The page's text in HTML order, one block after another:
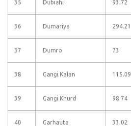
35 Dubiahi 93.72
36 Dumariya 294.21
37 Dumro 73
38 Gangi Kalan 115.09
39 Gangi Khurd 98.74
40 Garhauta 33.02